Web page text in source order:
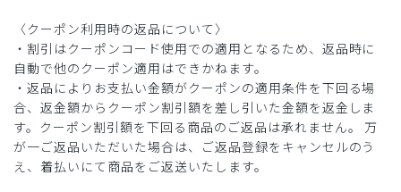
〈クーポン利用時の返品について〉
・割引はクーポンコード使用での適用となるため、返品時に
自動で他のクーポン適用はできかねます。
・返品によりお支払い金額がクーポンの適用条件を下回る場
合、返金額からクーポン割引額を差し引いた金額を返金しま
す。クーポン割引額を下回る商品のご返品は承れません。 万
が一ご返品いただいた場合は、ご返品登録をキャンセルのう
え、着払いにて商品をご返送いたします。